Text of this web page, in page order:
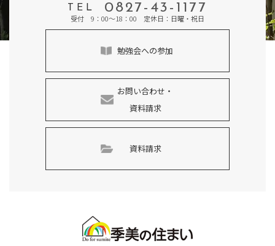
TEL 0827-43-1177
受付 9：00～18：00 定休日：日曜・祝日
勉強会への参加
お問い合わせ・
資料請求
資料請求